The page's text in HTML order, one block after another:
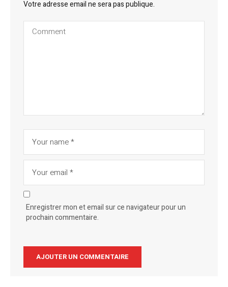
Votre adresse email ne sera pas publique.
Enregistrer mon et email sur ce navigateur pour un
prochain commentaire.